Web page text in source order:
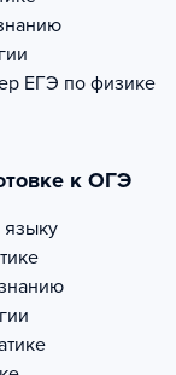
ЕГЭ по физике
к ОГЭ